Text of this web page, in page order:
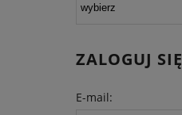
ZALOGUJ SIĘ
E-mail: